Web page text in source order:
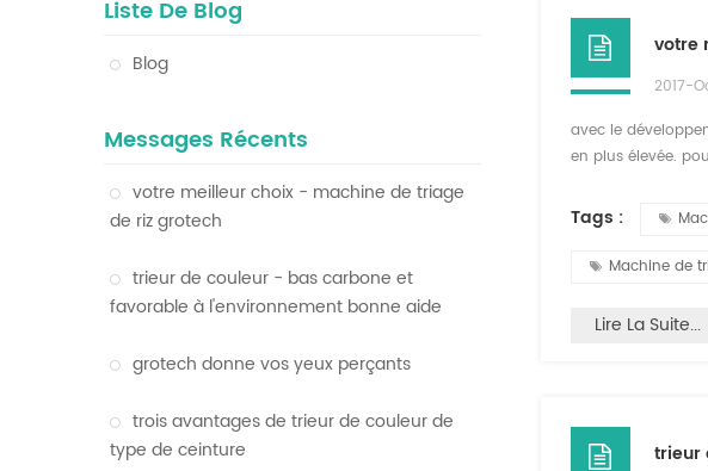
Liste De Blog
Blog
Messages Récents
votre meilleur choix - machine de triage
de riz grotech
trieur de couleur - bas carbone et
favorable à l'environnement bonne aide
grotech donne vos yeux perçants
trois avantages de trieur de couleur de
type de ceinture
votre
2017-
avec le
en plus élevée.
fois pour répondre
Tags :
Machine de
Lire La Suite...
trieur